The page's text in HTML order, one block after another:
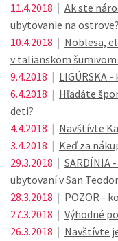
11.4.2018 | Ak ste
ubytovanie na ostrove?
10.4.2018 | Noblesa,
v talianskom šumivom
9.4.2018 | LIGÚRSKA
6.4.2018 | Hľadáte
deti?
4.4.2018 | Navštívte
3.4.2018 | Keď za
29.3.2018 | SARDÍNIA
ubytovaní v San
28.3.2018 | POZOR -
27.3.2018 | Výhodné
26.3.2018 | Navštívte